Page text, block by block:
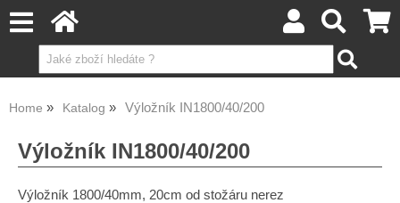
Home Katalog Výložník IN1800/40/200
Výložník IN1800/40/200
Výložník 1800/40mm, 20cm od stožáru nerez